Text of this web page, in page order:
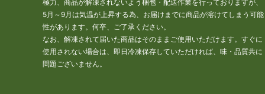
極力、商品が解凍されないよう梱包・配送作業を行っておりますが、
5月～9月は気温が上昇する為、お届けまでに商品が溶けてしまう可能
性があります。何卒、ご了承ください。
なお、解凍されて届いた商品はそのままご使用いただけます。すぐに
使用されない場合は、即日冷凍保存していただければ、味・品質共に
問題ございません。